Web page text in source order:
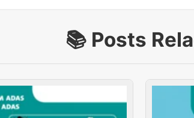
📚 Posts